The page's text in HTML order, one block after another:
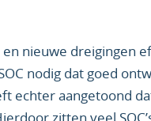
en nieuwe dreigingen
nodig dat goed
echter aangetoond